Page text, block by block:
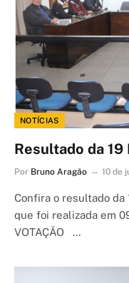
NOTÍCIAS
Resultado da
Por Bruno Aragão 10 de
Confira o resultado da
que foi realizada em
VOTAÇÃO …